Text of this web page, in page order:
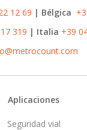
12 69 | Bélgica
319 | Italia +39
Aplicaciones
Seguridad vial